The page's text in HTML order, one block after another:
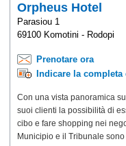
Orpheus Hotel
Parasiou 1
69100 Komotini - Rodopi
Prenotare ora
Indicare la
Con una vista panoramica
suoi clienti la possibilità di
cibo e fare shopping nei
Municipio e il Tribunale